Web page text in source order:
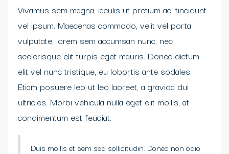
Vivamus sem magna, iaculis ut pretium ac, tincidunt
vel ipsum. Maecenas commodo, velit vel porta
vulputate, lorem sem accumsan nunc, nec
scelerisque elit turpis eget mauris. Donec dictum
elit vel nunc tristique, eu lobortis ante sodales.
Etiam posuere leo ut leo laoreet, a gravida dui
ultricies. Morbi vehicula nulla eget elit mollis, at
condimentum est feugiat.
Duis mollis et sem sed sollicitudin. Donec non odio